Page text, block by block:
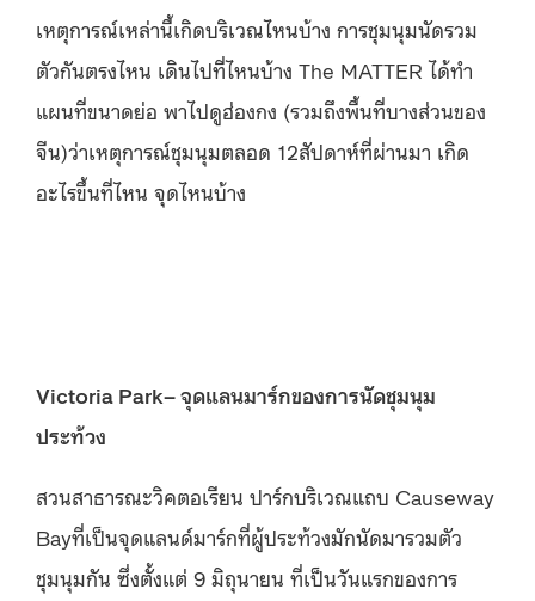
เหตุการณ์เหล่านี้เกิดบริเวณไหนบ้าง การชุมนุมนัดรวม
ตัวกันตรงไหน เดินไปที่ไหนบ้าง The MATTER ได้ทำ
แผนที่ขนาดย่อ พาไปดูฮ่องกง (รวมถึงพื้นที่บางส่วนของ
จีน)ว่าเหตุการณ์ชุมนุมตลอด 12สัปดาห์ที่ผ่านมา เกิด
อะไรขึ้นที่ไหน จุดไหนบ้าง
Victoria Park– จุดแลนมาร์กของการนัดชุมนุม
ประท้วง
สวนสาธารณะวิคตอเรียน ปาร์กบริเวณแถบ Causeway
Bayที่เป็นจุดแลนด์มาร์กที่ผู้ประท้วงมักนัดมารวมตัว
ชุมนุมกัน ซึ่งตั้งแต่ 9 มิถุนายน ที่เป็นวันแรกของการ